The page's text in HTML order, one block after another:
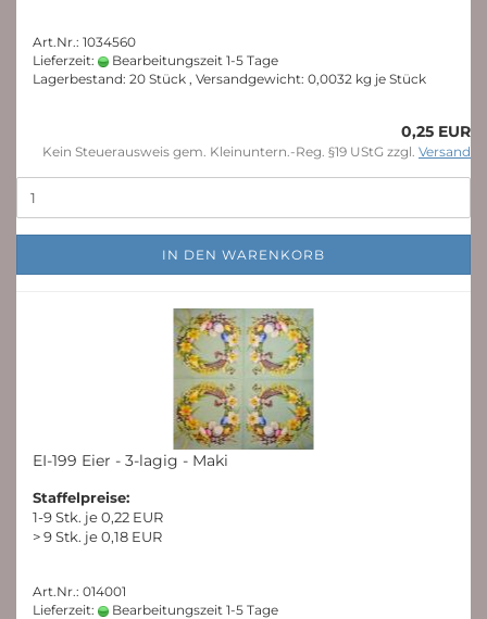
Art.Nr.: 1034560
Lieferzeit:
Bearbeitungszeit 1-5 Tage
Lagerbestand: 20 Stück , Versandgewicht: 0,0032 kg je Stück
0,25 EUR
Kein Steuerausweis gem. Kleinuntern.-Reg. §19 UStG zzgl. Versand
IN DEN WARENKORB
EI-199 Eier - 3-lagig - Maki
Staffelpreise:
1-9 Stk. je 0,22 EUR
> 9 Stk. je 0,18 EUR
Art.Nr.: 014001
Lieferzeit:
Bearbeitungszeit 1-5 Tage